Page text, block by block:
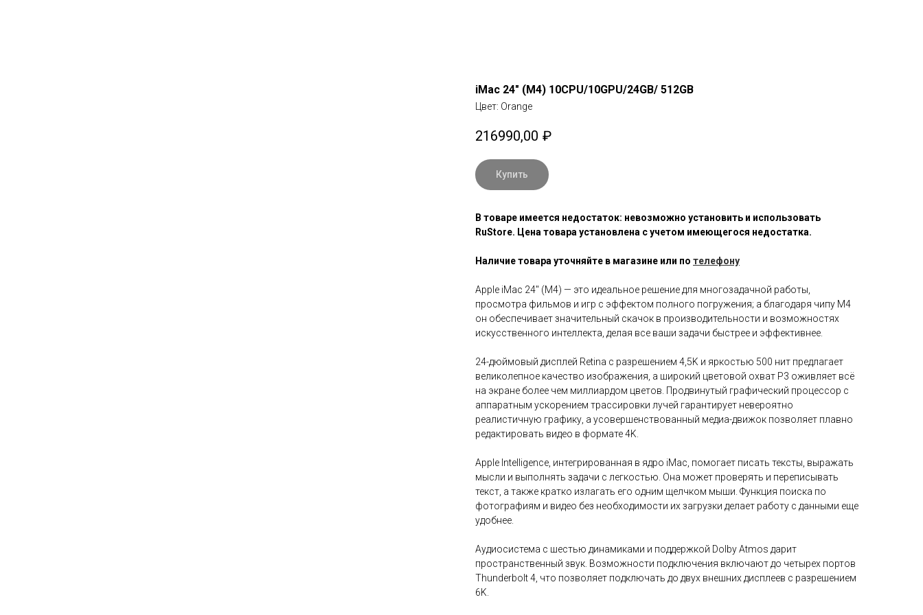
iMac 24" (М4) 10CPU/10GPU/24GB/ 512GB
Цвет: Orange
216990,00 ₽
Купить
В товаре имеется недостаток: невозможно установить и использовать
RuStore. Цена товара установлена с учетом имеющегося недостатка.
Наличие товара уточняйте в магазине или по телефону
Apple iMac 24" (M4) — это идеальное решение для многозадачной работы,
просмотра фильмов и игр с эффектом полного погружения; а благодаря чипу M4
он обеспечивает значительный скачок в производительности и возможностях
искусственного интеллекта, делая все ваши задачи быстрее и эффективнее.
24-дюймовый дисплей Retina с разрешением 4,5K и яркостью 500 нит предлагает
великолепное качество изображения, а широкий цветовой охват P3 оживляет всё
на экране более чем миллиардом цветов. Продвинутый графический процессор с
аппаратным ускорением трассировки лучей гарантирует невероятно
реалистичную графику, а усовершенствованный медиа-движок позволяет плавно
редактировать видео в формате 4K.
Apple Intelligence, интегрированная в ядро iMac, помогает писать тексты, выражать
мысли и выполнять задачи с легкостью. Она может проверять и переписывать
текст, а также кратко излагать его одним щелчком мыши. Функция поиска по
фотографиям и видео без необходимости их загрузки делает работу с данными еще
удобнее.
Аудиосистема с шестью динамиками и поддержкой Dolby Atmos дарит
пространственный звук. Возможности подключения включают до четырех портов
Thunderbolt 4, что позволяет подключать до двух внешних дисплеев с разрешением
6K.